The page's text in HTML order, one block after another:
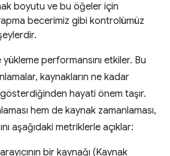
boyutu ve bu öğeler için
becerimiz gibi kontrolümüz
performansını etkiler. Bu
kaynakların ne kadar
hayati önem taşır.
hem de kaynak zamanlaması,
aşağıdaki metriklerle açıklar:
bir kaynağı (Kaynak